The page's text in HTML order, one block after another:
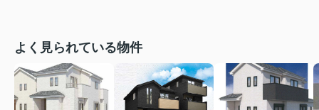
よく見られている物件